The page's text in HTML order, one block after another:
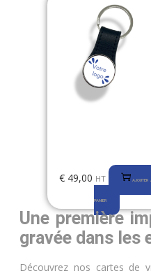
€49,00 HT AJOUTER
PANIER
Une première
gravée dans les
Découvrez nos cartes de